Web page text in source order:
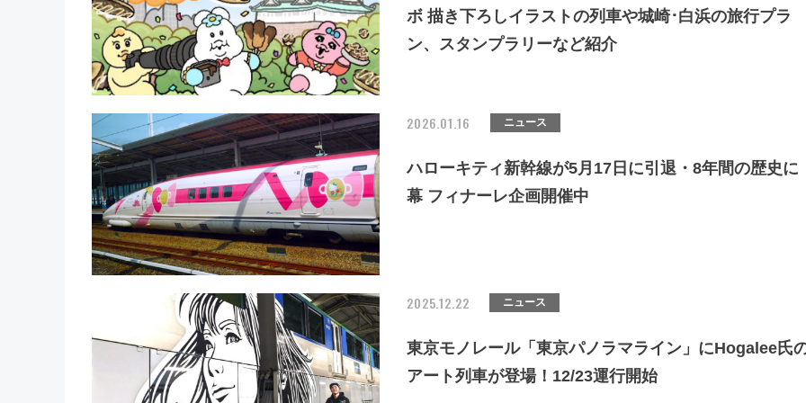
ボ 描き下ろしイラストの列車や城崎･白浜の旅行プラ
ン、スタンプラリーなど紹介
2026.01.16 ニュース
ハローキティ新幹線が5月17日に引退・8年間の歴史に
幕 フィナーレ企画開催中
2025.12.22 ニュース
東京モノレール「東京パノラマライン」にHogalee氏
アート列車が登場！12/23運行開始